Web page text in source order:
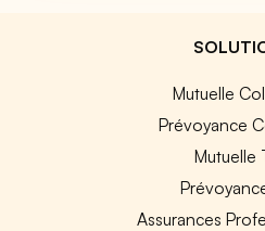
Mutuelle
Prévoyance
Mutuelle
Assurances